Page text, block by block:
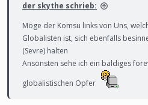
der skythe schrieb:
Möge der Komsu links von Uns,
Globalisten ist, sich ebenfalls
(Sevre) halten
Ansonsten sehe ich ein baldiges
globalistischen Opfer